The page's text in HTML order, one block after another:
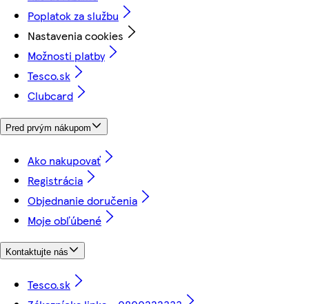
Poplatok za službu
Nastavenia cookies
Možnosti platby
Tesco.sk
Clubcard
Pred prvým nákupom
Ako nakupovať
Registrácia
Objednanie doručenia
Moje obľúbené
Kontaktujte nás
Tesco.sk